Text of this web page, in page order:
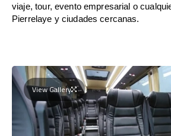
viaje, tour, evento empresarial o
Pierrelaye y ciudades cercanas.
View Gallery